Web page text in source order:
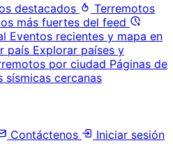
destacados
Terremotos
más fuertes del feed
Eventos recientes y mapa en
país Explorar países y
por ciudad Páginas de
sísmicas cercanas
Contáctenos
Iniciar sesión